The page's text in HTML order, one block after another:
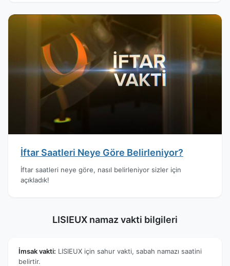
İftar Saatleri Neye Göre Belirleniyor?
İftar saatleri neye göre, nasıl belirleniyor sizler için
açıkladık!
LISIEUX namaz vakti bilgileri
İmsak vakti: LISIEUX için sahur vakti, sabah namazı saatini
belirtir.